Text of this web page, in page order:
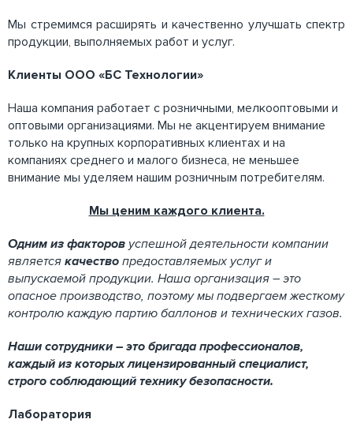
Мы стремимся расширять и качественно улучшать спектр
продукции, выполняемых работ и услуг.
Клиенты ООО «БС Технологии»
Наша компания работает с розничными, мелкооптовыми и
оптовыми организациями. Мы не акцентируем внимание
только на крупных корпоративных клиентах и на
компаниях среднего и малого бизнеса, не меньшее
внимание мы уделяем нашим розничным потребителям.
Мы ценим каждого клиента.
Одним из факторов успешной деятельности компании
является качество предоставляемых услуг и
выпускаемой продукции. Наша организация – это
опасное производство, поэтому мы подвергаем жесткому
контролю каждую партию баллонов и технических газов.
Наши сотрудники – это бригада профессионалов,
каждый из которых лицензированный специалист,
строго соблюдающий технику безопасности.
Лаборатория